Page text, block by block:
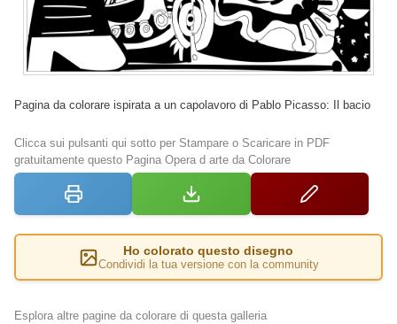
Pagina da colorare ispirata a un capolavoro di Pablo Picasso: Il bacio
Clicca sui pulsanti qui sotto per Stampare o Scaricare in PDF
gratuitamente questo Pagina Opera d arte da Colorare
Ho colorato questo disegno
Condividi la tua versione con la community
Esplora altre pagine da colorare di questa galleria